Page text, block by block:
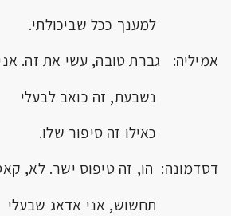
למענך ככל שביכולתי.
אמיליה: גברת טובה, עשי את זה.
נשבעת, זה כואב לבעלי
כאילו זה סיפור שלו.
דסדמונה: הו, זה טיפוס ישר. לא,
תחשוש, אני אדאג שבעלי